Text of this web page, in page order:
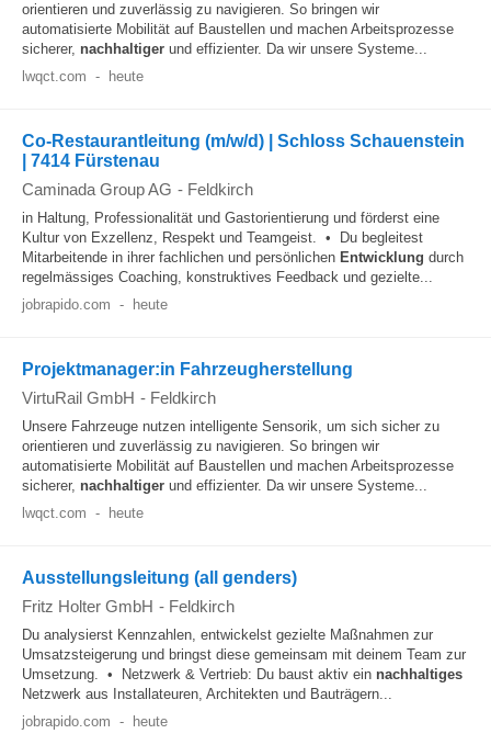
orientieren und zuverlässig zu navigieren. So bringen wir
automatisierte Mobilität auf Baustellen und machen Arbeitsprozesse
sicherer, nachhaltiger und effizienter. Da wir unsere Systeme...
lwqct.com - heute
Co-Restaurantleitung (m/w/d) | Schloss Schauenstein
| 7414 Fürstenau
Caminada Group AG - Feldkirch
in Haltung, Professionalität und Gastorientierung und förderst eine
Kultur von Exzellenz, Respekt und Teamgeist. • Du begleitest
Mitarbeitende in ihrer fachlichen und persönlichen Entwicklung durch
regelmässiges Coaching, konstruktives Feedback und gezielte...
jobrapido.com - heute
Projektmanager:in Fahrzeugherstellung
VirtuRail GmbH - Feldkirch
Unsere Fahrzeuge nutzen intelligente Sensorik, um sich sicher zu
orientieren und zuverlässig zu navigieren. So bringen wir
automatisierte Mobilität auf Baustellen und machen Arbeitsprozesse
sicherer, nachhaltiger und effizienter. Da wir unsere Systeme...
lwqct.com - heute
Ausstellungsleitung (all genders)
Fritz Holter GmbH - Feldkirch
Du analysierst Kennzahlen, entwickelst gezielte Maßnahmen zur
Umsatzsteigerung und bringst diese gemeinsam mit deinem Team zur
Umsetzung. • Netzwerk & Vertrieb: Du baust aktiv ein nachhaltiges
Netzwerk aus Installateuren, Architekten und Bauträgern...
jobrapido.com - heute